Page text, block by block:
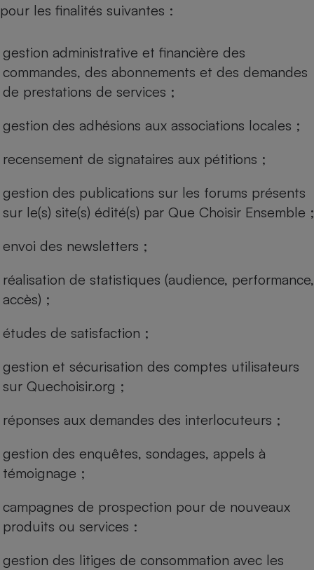
pour les finalités suivantes :
gestion administrative et financière des
commandes, des abonnements et des demandes
de prestations de services ;
gestion des adhésions aux associations locales ;
recensement de signataires aux pétitions ;
gestion des publications sur les forums présents
sur le(s) site(s) édité(s) par Que Choisir Ensemble ;
envoi des newsletters ;
réalisation de statistiques (audience, performance,
accès) ;
études de satisfaction ;
gestion et sécurisation des comptes utilisateurs
sur Quechoisir.org ;
réponses aux demandes des interlocuteurs ;
gestion des enquêtes, sondages, appels à
témoignage ;
campagnes de prospection pour de nouveaux
produits ou services :
gestion des litiges de consommation avec les
Climatiseur -
Ventilateur
Cafetière à expressos